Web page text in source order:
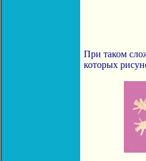
При таком
которых